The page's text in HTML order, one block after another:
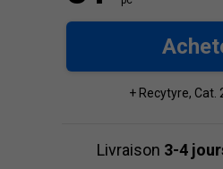
+ Recytyre, Cat.
Livraison 3-4